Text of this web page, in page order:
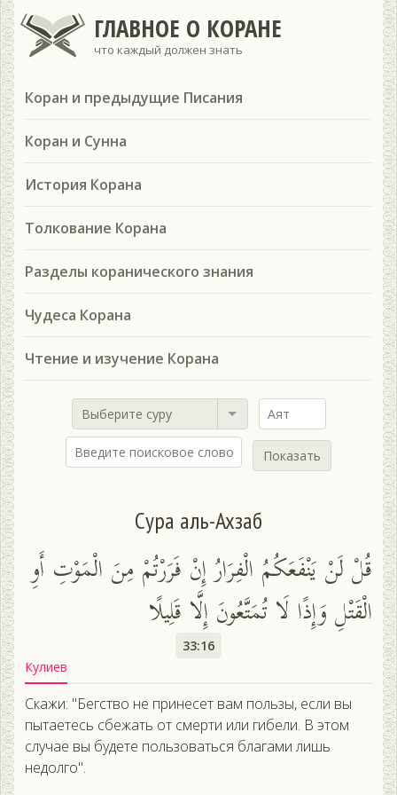
ГЛАВНОЕ О КОРАНЕ
что каждый должен знать
Коран и предыдущие Писания
Коран и Сунна
История Корана
Толкование Корана
Разделы коранического знания
Чудеса Корана
Чтение и изучение Корана
Выберите суру
Показать
Сура аль-Ахзаб
قُلْ لَنْ يَنْفَعَكُمُ الْفِرَارُ إِنْ فَرَرْتُمْ مِنَ الْمَوْتِ أَوِ
الْقَتْلِ وَإِذًا لَا تُمَتَّعُونَ إِلَّا قَلِيلًا
33:16
Кулиев
Скажи: "Бегство не принесет вам пользы, если вы
пытаетесь сбежать от смерти или гибели. В этом
случае вы будете пользоваться благами лишь
недолго".